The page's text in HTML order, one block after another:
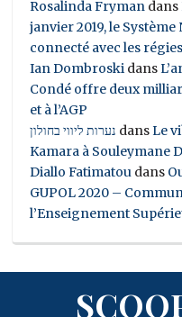
Rosalinda Fryman dans
janvier 2019, le
connecté avec les
Ian Dombroski dans
Condé offre deux
et à l’AGP
נערות ליווי בחולון dansLe
Kamara à Souleymane
Diallo Fatimatou dans
GUPOL 2020 –
l’Enseignement